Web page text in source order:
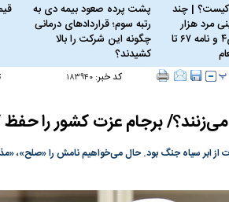
| چند
مرد هزار
نسخه؛ از کربلای۴ و نامه ۶۷ تا
پشت پرده صعود بیمه دی به
رتبه سوم؛ قراردادهای درمانی
چگونه این شرکت را بالا
کشیدند؟
کد خبر:۱۸۳۹۴۰
برجام عزت کشور را حفظ
ابر سیاه جنگ بود. حال می‌خواهیم نامش را «صلح»،
هیستریک صدا و سیما علیه
اعدام
در وزارت نفت
پاسخگویی
نفت وزیر است و
رصد شوند